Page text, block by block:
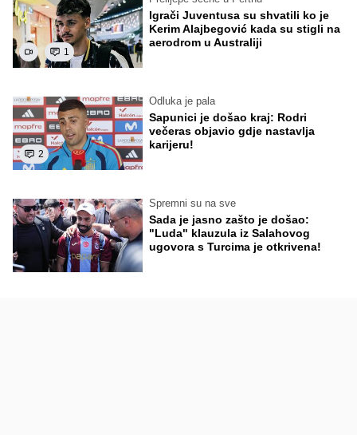
1
Igrači Juventusa su shvatili ko je
Kerim Alajbegović kada su stigli na
aerodrom u Australiji
2
Odluka je pala
Sapunici je došao kraj: Rodri
večeras objavio gdje nastavlja
karijeru!
Spremni su na sve
Sada je jasno zašto je došao:
"Luda" klauzula iz Salahovog
ugovora s Turcima je otkrivena!